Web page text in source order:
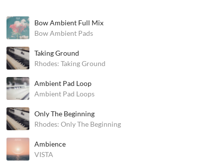
Bow Ambient Full Mix
Bow Ambient Pads
Taking Ground
Rhodes: Taking Ground
Ambient Pad Loop
Ambient Pad Loops
Only The Beginning
Rhodes: Only The Beginning
Ambience
VISTA